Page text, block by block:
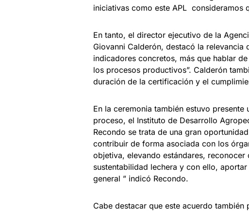
iniciativas como este APL consideramos
En tanto, el director ejecutivo de la
Giovanni Calderón, destacó la relevancia
indicadores concretos, más que hablar
los procesos productivos”. Calderón
duración de la certificación y el
En la ceremonia también estuvo
proceso, el Instituto de Desarrollo
Recondo se trata de una gran
contribuir de forma asociada con los
objetiva, elevando estándares,
sustentabilidad lechera y con ello,
general ” indicó Recondo.
Cabe destacar que este acuerdo